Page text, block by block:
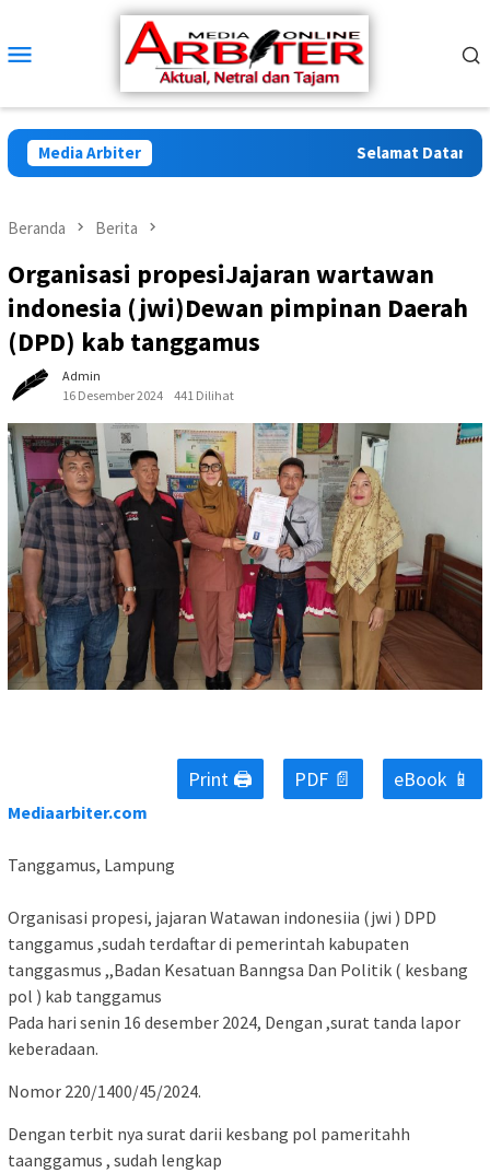
konten
Mobile
Media Arbiter Selamat Datang
Beranda Berita
Organisasi propesiJajaran wartawan
indonesia (jwi)Dewan pimpinan Daerah
(DPD) kab tanggamus
Admin
16 Desember 2024
441 Dilihat
Print 🖨 PDF 📄 eBook 📱
Mediaarbiter.com
Tanggamus, Lampung
Organisasi propesi, jajaran Watawan indonesiia (jwi ) DPD
tanggamus ,sudah terdaftar di pemerintah kabupaten
tanggasmus ,,Badan Kesatuan Banngsa Dan Politik ( kesbang
pol ) kab tanggamus
Pada hari senin 16 desember 2024, Dengan ,surat tanda lapor
keberadaan.
Nomor 220/1400/45/2024.
Dengan terbit nya surat darii kesbang pol pameritahh
taanggamus , sudah lengkap